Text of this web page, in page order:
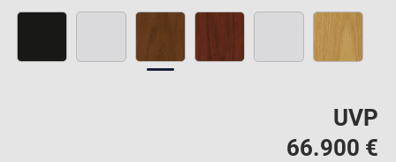
UVP
66.900 €